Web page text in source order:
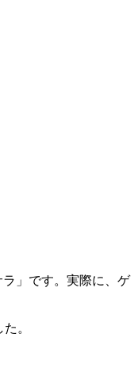
」です。実際に、ゲ
。